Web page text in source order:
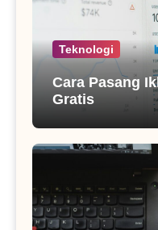
Teknologi
Cara Pasang
Gratis